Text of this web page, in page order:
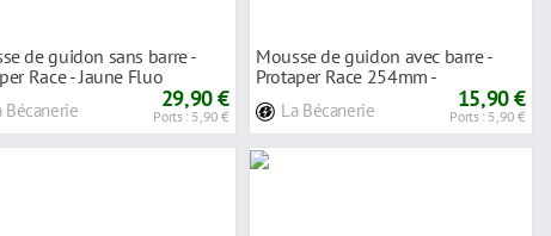
de guidon sans barre -
Race - Jaune Fluo
Bécanerie 29,90 €
Ports : 5,90 €
Mousse de guidon avec barre -
Protaper Race 254mm -
La Bécanerie 15,90 €
Ports : 5,90 €